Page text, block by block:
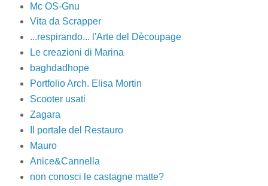
Mc OS-Gnu
Vita da Scrapper
...respirando... l'Arte del Dècoupage
Le creazioni di Marina
baghdadhope
Portfolio Arch. Elisa Mortin
Scooter usati
Zagara
Il portale del Restauro
Mauro
Anice&Cannella
non conosci le castagne matte?